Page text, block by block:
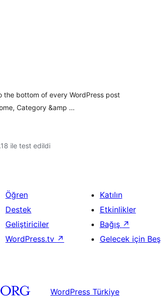
the bottom of every WordPress post
Category &amp …
ile test edildi
Öğren
Destek
Geliştiriciler
WordPress.tv ↗
Katılın
Etkinlikler
Bağış ↗
Gelecek için Beş
WordPress Türkiye